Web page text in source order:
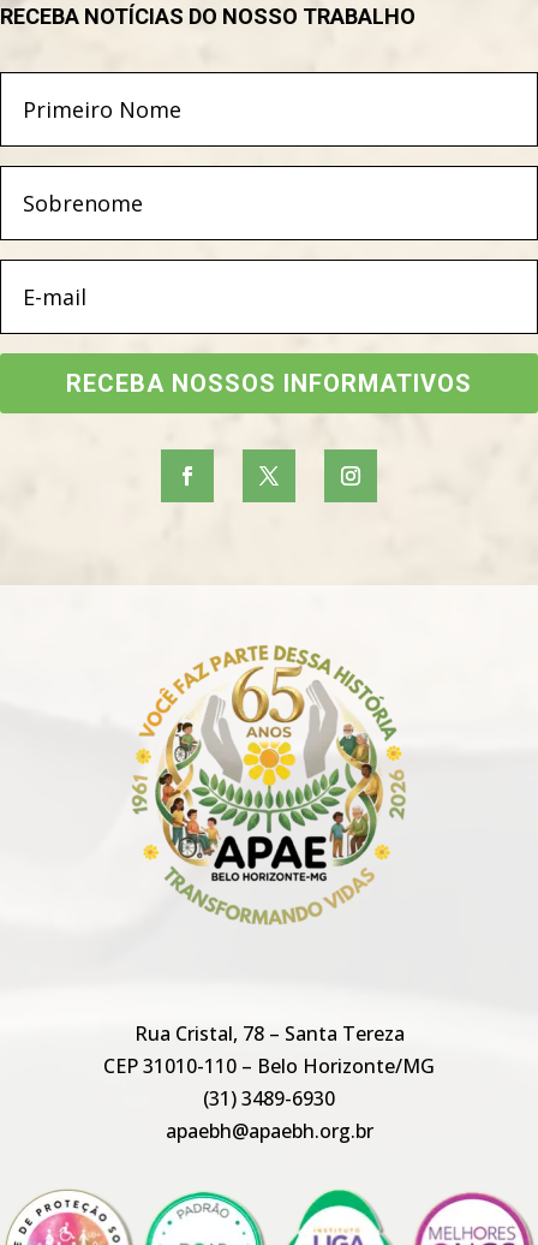
RECEBA NOTÍCIAS DO NOSSO TRABALHO
RECEBA NOSSOS INFORMATIVOS
Rua Cristal, 78 – Santa Tereza
CEP 31010-110 – Belo Horizonte/MG
(31) 3489-6930
apaebh@apaebh.org.br